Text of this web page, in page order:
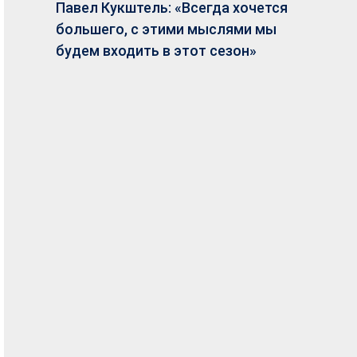
Павел Кукштель: «Всегда хочется
большего, с этими мыслями мы
будем входить в этот сезон»